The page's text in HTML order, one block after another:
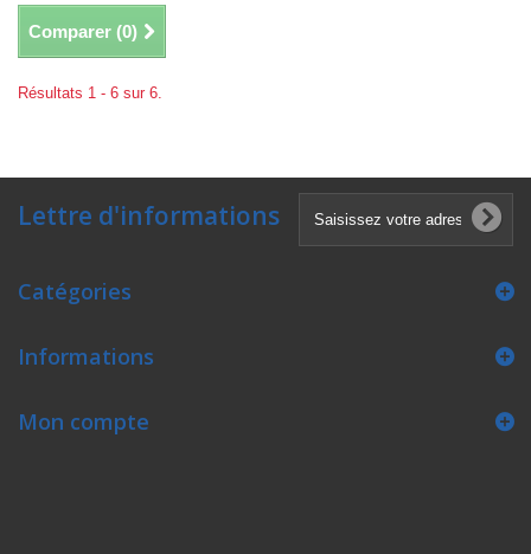
Comparer (0)
Résultats 1 - 6 sur 6.
Lettre d'informations
Catégories
Informations
Mon compte